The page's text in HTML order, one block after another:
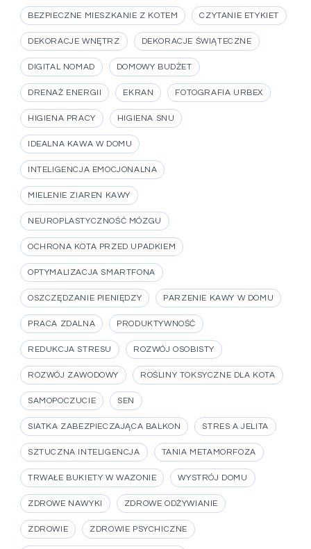
BEZPIECZNE MIESZKANIE Z KOTEM CZYTANIE ETYKIET
DEKORACJE WNĘTRZ DEKORACJE ŚWIĄTECZNE
DIGITAL NOMAD DOMOWY BUDŻET
DRENAŻ ENERGII EKRAN FOTOGRAFIA URBEX
HIGIENA PRACY HIGIENA SNU
IDEALNA KAWA W DOMU
INTELIGENCJA EMOCJONALNA
MIELENIE ZIAREN KAWY
NEUROPLASTYCZNOŚĆ MÓZGU
OCHRONA KOTA PRZED UPADKIEM
OPTYMALIZACJA SMARTFONA
OSZCZĘDZANIE PIENIĘDZY PARZENIE KAWY W DOMU
PRACA ZDALNA PRODUKTYWNOŚĆ
REDUKCJA STRESU ROZWÓJ OSOBISTY
ROZWÓJ ZAWODOWY ROŚLINY TOKSYCZNE DLA KOTA
SAMOPOCZUCIE SEN
SIATKA ZABEZPIECZAJĄCA BALKON STRES A JELITA
SZTUCZNA INTELIGENCJA TANIA METAMORFOZA
TRWAŁE BUKIETY W WAZONIE WYSTRÓJ DOMU
ZDROWE NAWYKI ZDROWE ODŻYWIANIE
ZDROWIE ZDROWIE PSYCHICZNE